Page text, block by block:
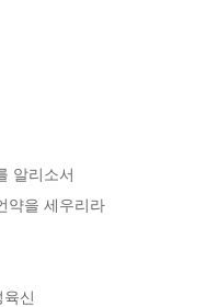
알리소서
약을 세우리라
육신